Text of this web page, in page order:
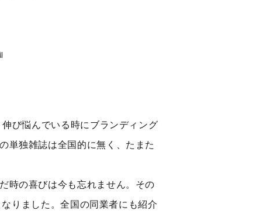
び悩んでいる時にブランディング
単独雑誌は全国的に無く、たまた
時の喜びは今も忘れません。その
りました。全国の同業者にも紹介